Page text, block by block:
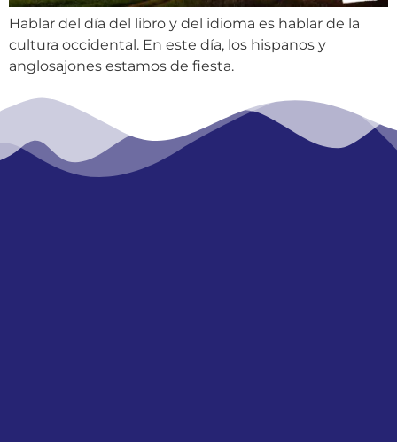
Hablar del día del libro y del idioma es hablar de la
cultura occidental. En este día, los hispanos y
anglosajones estamos de fiesta.